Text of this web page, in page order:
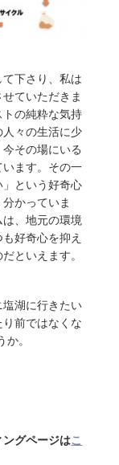
下さり、私は
ていただきま
の純粋な気持
々の生活に少
その場にいる
ます。その一
という好奇心
かっていま
、地元の環境
好奇心を抑え
といえます。
湖に行きたい
前ではなくな
。
グページはこ